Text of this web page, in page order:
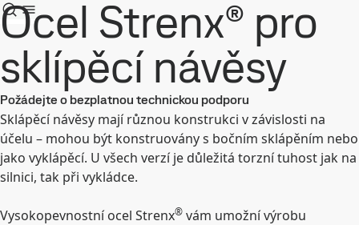
Ocel Strenx® pro
sklípěcí návěsy
Požádejte o bezplatnou technickou podporu
Sklápěcí návěsy mají různou konstrukci v závislosti na
účelu – mohou být konstruovány s bočním sklápěním nebo
jako vyklápěcí. U všech verzí je důležitá torzní tuhost jak na
silnici, tak při vykládce.
Vysokopevnostní ocel Strenx® vám umožní výrobu